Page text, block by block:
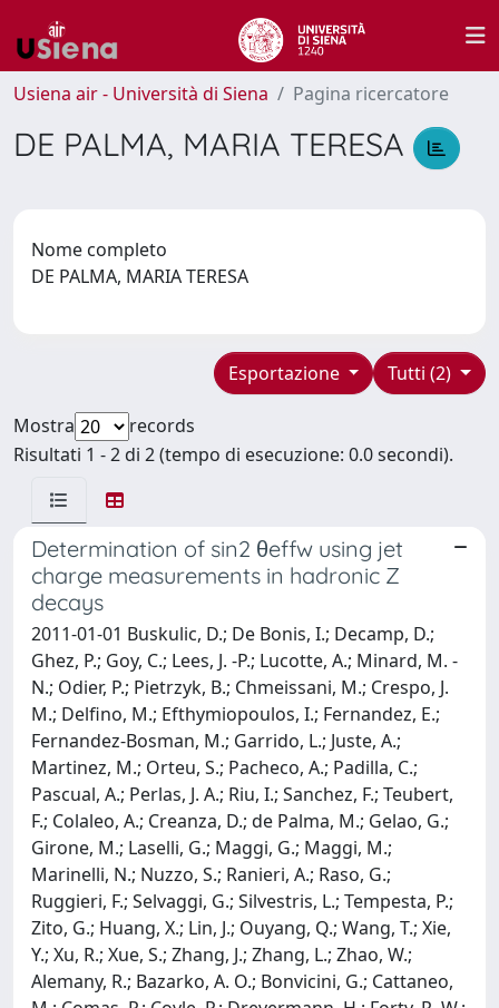
Usiena air - Università di Siena Pagina ricercatore
DE PALMA, MARIA TERESA
Nome completo
DE PALMA, MARIA TERESA
Tutti (2)
Esportazione
Mostra
records
Risultati 1 - 2 di 2 (tempo di esecuzione: 0.0 secondi).
Determination of sin2 θeffw using jet
charge measurements in hadronic Z
decays
2011-01-01 Buskulic, D.; De Bonis, I.; Decamp, D.;
Ghez, P.; Goy, C.; Lees, J. -P.; Lucotte, A.; Minard, M. -
N.; Odier, P.; Pietrzyk, B.; Chmeissani, M.; Crespo, J.
M.; Delfino, M.; Efthymiopoulos, I.; Fernandez, E.;
Fernandez-Bosman, M.; Garrido, L.; Juste, A.;
Martinez, M.; Orteu, S.; Pacheco, A.; Padilla, C.;
Pascual, A.; Perlas, J. A.; Riu, I.; Sanchez, F.; Teubert,
F.; Colaleo, A.; Creanza, D.; de Palma, M.; Gelao, G.;
Girone, M.; Laselli, G.; Maggi, G.; Maggi, M.;
Marinelli, N.; Nuzzo, S.; Ranieri, A.; Raso, G.;
Ruggieri, F.; Selvaggi, G.; Silvestris, L.; Tempesta, P.;
Zito, G.; Huang, X.; Lin, J.; Ouyang, Q.; Wang, T.; Xie,
Y.; Xu, R.; Xue, S.; Zhang, J.; Zhang, L.; Zhao, W.;
Alemany, R.; Bazarko, A. O.; Bonvicini, G.; Cattaneo,